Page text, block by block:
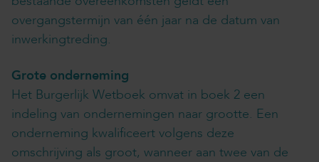
overgangstermijn van één jaar na de datum van
inwerkingtreding.
Grote onderneming
Het Burgerlijk Wetboek omvat in boek 2 een
indeling van ondernemingen naar grootte. Een
onderneming kwalificeert volgens deze
omschrijving als groot, wanneer aan twee van de